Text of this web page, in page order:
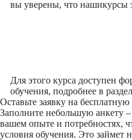
вы уверены, что нашикурсы
Для этого курса доступен
обучения, подробнее в
Оставьте заявку на бесплатную
Заполните небольшую анкету
вашем опыте и потребностях,
условия обучения. Это займет